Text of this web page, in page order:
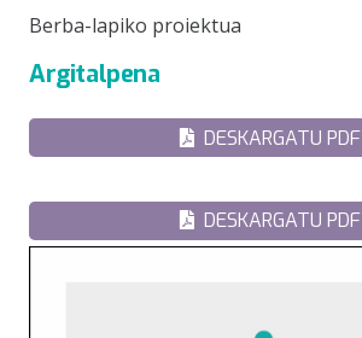
Berba-lapiko proiektua
Argitalpena
DESKARGATU PDF
DESKARGATU PDF